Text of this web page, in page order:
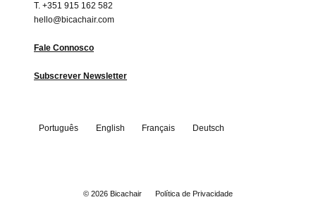
Urbanização SULIM.
T. +351 915 162 582
hello@bicachair.com
Fale Connosco
Subscrever Newsletter
Português English Français Deutsch
© 2026 Bicachair Política de Privacidade